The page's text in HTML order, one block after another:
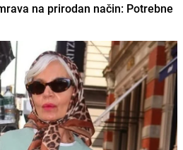
na prirodan način: Potrebne